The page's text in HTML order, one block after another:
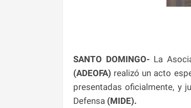
SANTO DOMINGO- La
(ADEOFA) realizó un acto
presentadas oficialmente, y
Defensa (MIDE).